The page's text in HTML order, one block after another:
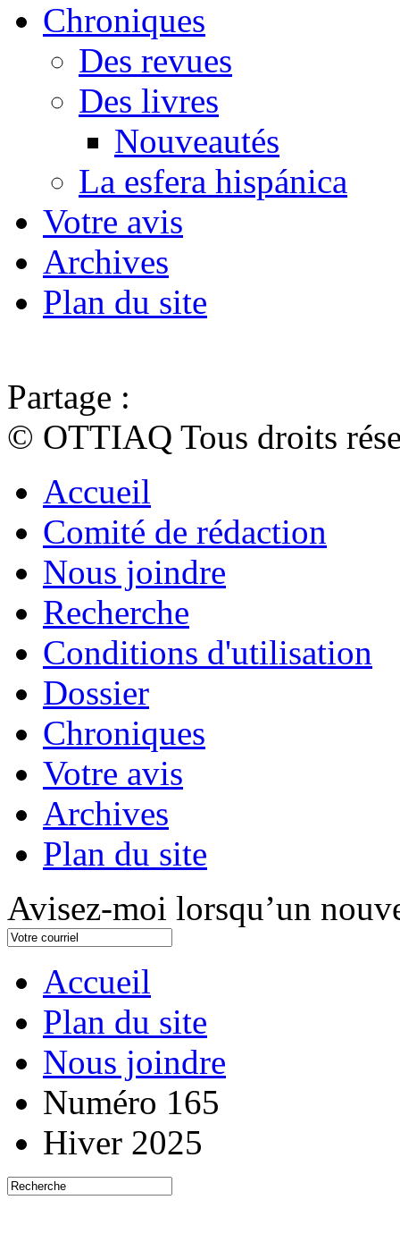
Chroniques
Des revues
Des livres
Nouveautés
La esfera hispánica
Votre avis
Archives
Plan du site
Partage :
© OTTIAQ Tous droits
Accueil
Comité de rédaction
Nous joindre
Recherche
Conditions d'utilisation
Dossier
Chroniques
Votre avis
Archives
Plan du site
Avisez-moi lorsqu’un
Accueil
Plan du site
Nous joindre
Numéro 165
Hiver 2025